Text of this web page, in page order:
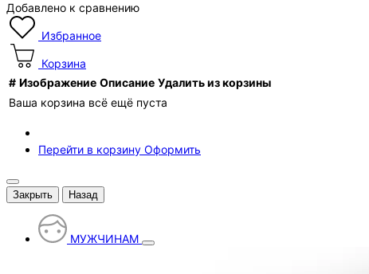
Добавлено к сравнению
Избранное
Корзина
# Изображение Описание Удалить из корзины
Ваша корзина всё ещё пуста
Перейти в корзину Оформить
Закрыть Назад
МУЖЧИНАМ